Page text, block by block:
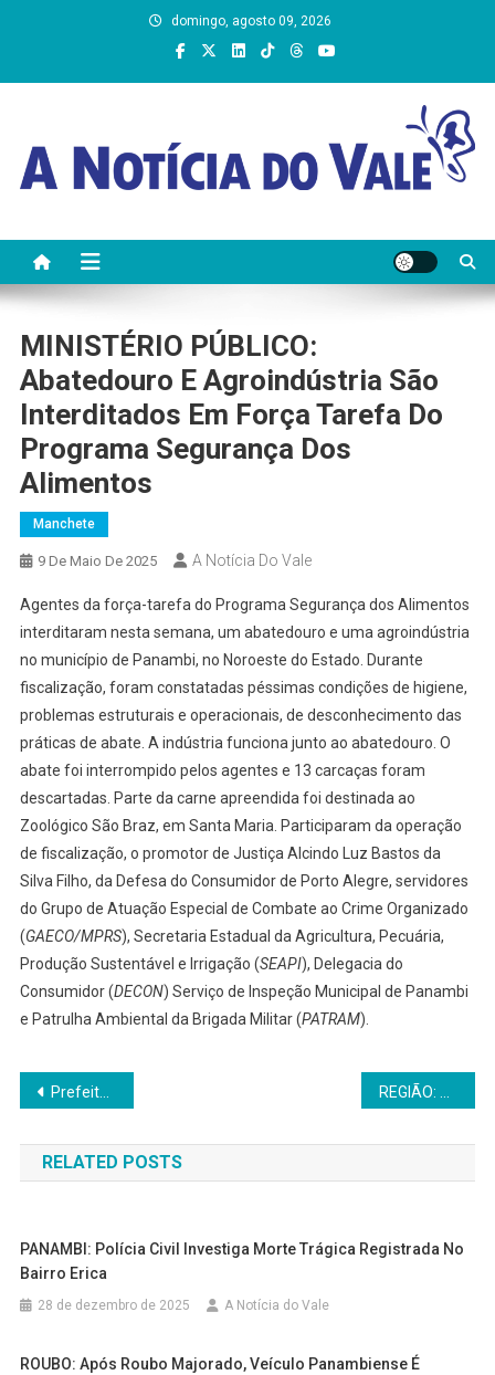
domingo, agosto 09, 2026
MINISTÉRIO PÚBLICO:
Abatedouro E Agroindústria São
Interditados Em Força Tarefa Do
Programa Segurança Dos
Alimentos
Manchete
9 De Maio De 2025 A Notícia Do Vale
Agentes da força-tarefa do Programa Segurança dos Alimentos
interditaram nesta semana, um abatedouro e uma agroindústria
no município de Panambi, no Noroeste do Estado. Durante
fiscalização, foram constatadas péssimas condições de higiene,
problemas estruturais e operacionais, de desconhecimento das
práticas de abate. A indústria funciona junto ao abatedouro. O
abate foi interrompido pelos agentes e 13 carcaças foram
descartadas. Parte da carne apreendida foi destinada ao
Zoológico São Braz, em Santa Maria. Participaram da operação
de fiscalização, o promotor de Justiça Alcindo Luz Bastos da
Silva Filho, da Defesa do Consumidor de Porto Alegre, servidores
do Grupo de Atuação Especial de Combate ao Crime Organizado
(GAECO/MPRS), Secretaria Estadual da Agricultura, Pecuária,
Produção Sustentável e Irrigação (SEAPI), Delegacia do
Consumidor (DECON) Serviço de Inspeção Municipal de Panambi
e Patrulha Ambiental da Brigada Militar (PATRAM).
Navegação
de
Post
Prefeito de Panambi trata no DNIT da Travessia da BR-158 no Bairro Pavão REGIÃO: Motorista de Panambi foge de abordagem na BR-158, colidindo veículo contra viatura da Brigada Militar em Tupanciretã/RS
RELATED POSTS
PANAMBI: Polícia Civil Investiga Morte Trágica Registrada No
Bairro Erica
28 de dezembro de 2025 A Notícia do Vale
ROUBO: Após Roubo Majorado, Veículo Panambiense É